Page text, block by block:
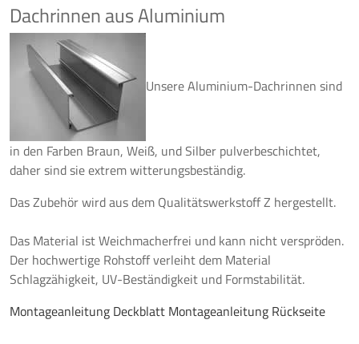
Dachrinnen aus Aluminium
Unsere Aluminium-Dachrinnen sind
in den Farben Braun, Weiß, und Silber pulverbeschichtet,
daher sind sie extrem witterungsbeständig.
Das Zubehör wird aus dem Qualitätswerkstoff Z hergestellt.
Das Material ist Weichmacherfrei und kann nicht verspröden.
Der hochwertige Rohstoff verleiht dem Material
Schlagzähigkeit, UV-Beständigkeit und Formstabilität.
Montageanleitung Deckblatt Montageanleitung Rückseite